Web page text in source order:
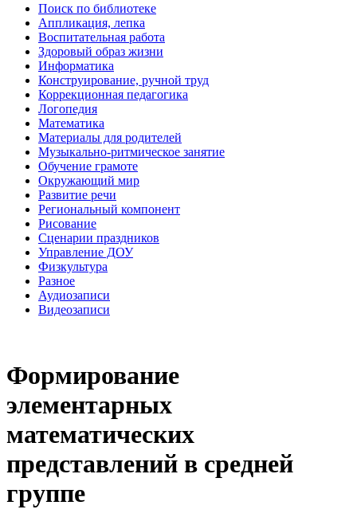
Поиск по библиотеке
Аппликация, лепка
Воспитательная работа
Здоровый образ жизни
Информатика
Конструирование, ручной труд
Коррекционная педагогика
Логопедия
Математика
Материалы для родителей
Музыкально-ритмическое занятие
Обучение грамоте
Окружающий мир
Развитие речи
Региональный компонент
Рисование
Сценарии праздников
Управление ДОУ
Физкультура
Разное
Аудиозаписи
Видеозаписи
Формирование
элементарных
математических
представлений в средней
группе